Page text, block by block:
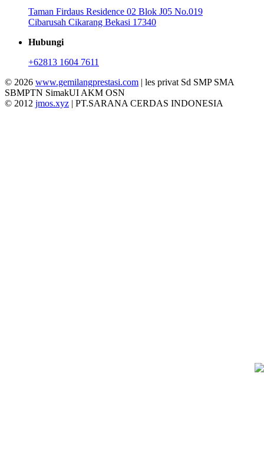
Taman Firdaus Residence 02 Blok J05 No.019
Cibarusah Cikarang Bekasi 17340
Hubungi
+62813 1604 7611
© 2026 www.gemilangprestasi.com | les privat Sd SMP SMA
SBMPTN SimakUI AKM OSN
© 2012 jmos.xyz | PT.SARANA CERDAS INDONESIA